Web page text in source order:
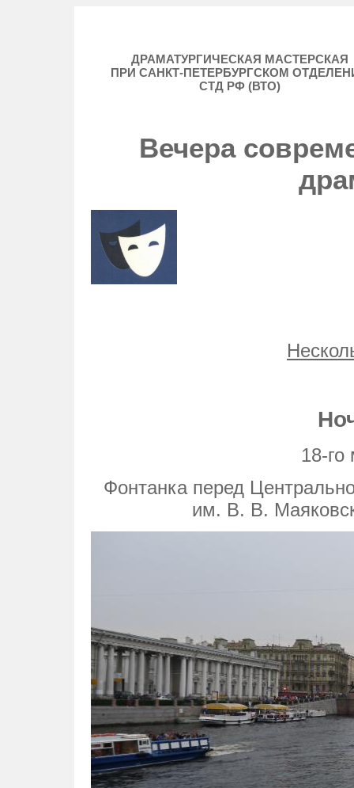
ДРАМАТУРГИЧЕСКАЯ МАСТЕРСКАЯ
ПРИ САНКТ-ПЕТЕРБУРГСКОМ
СТД РФ (ВТО)
Вечера
18-го
Фонтанка перед
им. В. В.